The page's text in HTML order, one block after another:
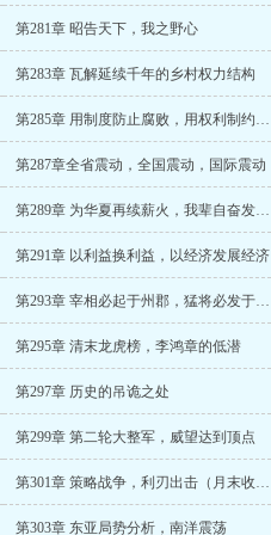
第281章 昭告天下，我之野心
第283章 瓦解延续千年的乡村权力结构
第285章 用制度防止腐败，用权利制约权力
第287章全省震动，全国震动，国际震动
第289章 为华夏再续薪火，我辈自奋发图强，报国为民
第291章 以利益换利益，以经济发展经济
第293章 宰相必起于州郡，猛将必发于卒伍
第295章 清末龙虎榜，李鸿章的低潜
第297章 历史的吊诡之处
第299章 第二轮大整军，威望达到顶点
第301章 策略战争，利刃出击（月末收月票）
第303章 东亚局势分析，南洋震荡